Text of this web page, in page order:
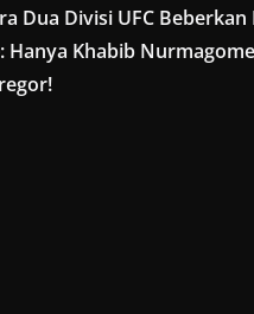
Dua Divisi UFC Beberkan
Hanya Khabib